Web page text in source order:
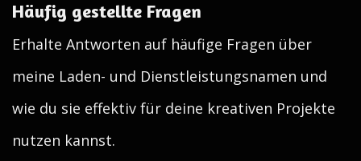
Häufig gestellte Fragen
Erhalte Antworten auf häufige Fragen über
meine Laden- und Dienstleistungsnamen und
wie du sie effektiv für deine kreativen Projekte
nutzen kannst.